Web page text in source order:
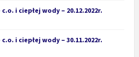
i ciepłej wody – 20.12.2022r.
i ciepłej wody – 30.11.2022r.